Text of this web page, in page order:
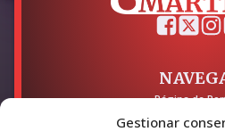
Gestionar
Página de